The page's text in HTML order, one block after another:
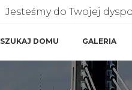
Jesteśmy do Twojej
SZUKAJ DOMU GALERIA